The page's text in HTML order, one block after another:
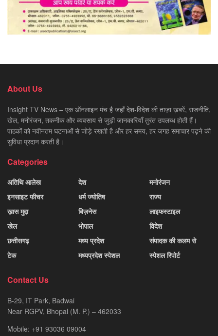
About Us
Insight TV News – एक ऑनलाइन मंच है जहाँ देश-विदेश की ताज़ा ख़बरें, राजनीति,
खेल, मनोरंजन, तकनीक और व्यवसाय से जुड़ी जानकारियाँ तुरंत उपलब्ध होती हैं।
पाठकों को नवीनतम घटनाओं से जोड़े रखती है और हर समय, हर जगह समाचार पढ़ने की
सुविधा प्रदान करती है।
Categories
अतिथि आलेख
इनसाइट फीचर
ख़ास मुद्दा
खेल
छत्तीसगढ़
टेक
देश
धर्म ज्योतिष
बिज़नेस
भोपाल
मध्य प्रदेश
मध्यप्रदेश स्पेशल
मनोरंजन
राज्य
लाइफस्टाइल
विदेश
संपादक की कलम से
स्पेशल रिपोर्ट
Contact Us
B-29, IT Park, Badwai
Near RGPV, Bhopal (M. P.) – 462033
Mobile: +91 93036 09004